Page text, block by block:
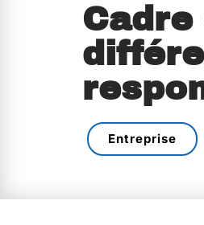
Entreprise